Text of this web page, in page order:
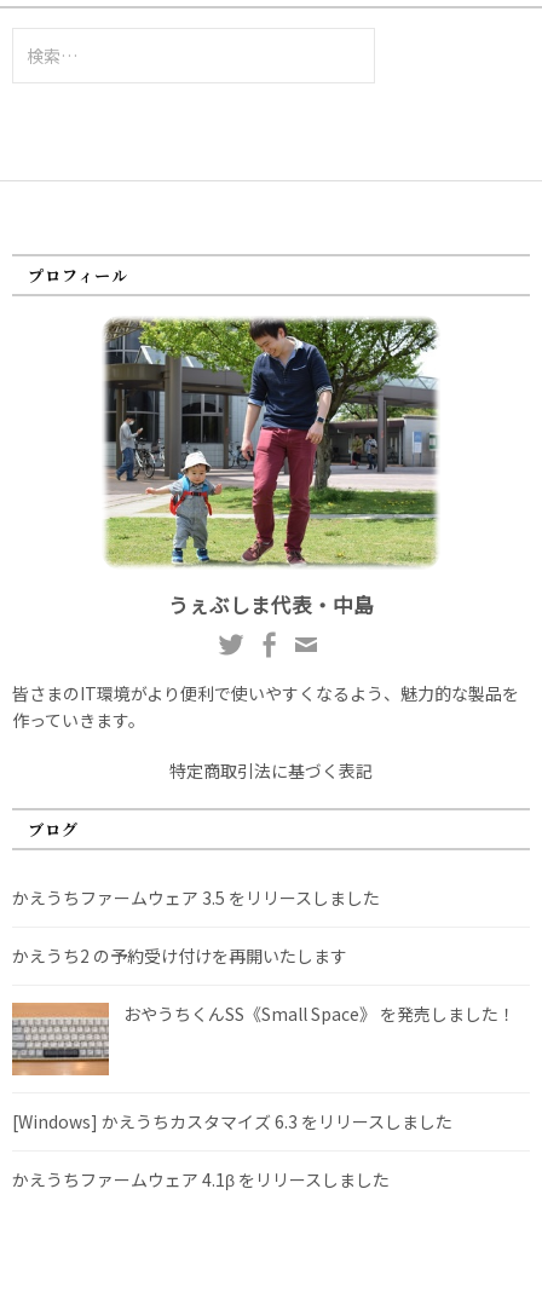
索:
プロフィール
うぇぶしま代表・中島
皆さまのIT環境がより便利で使いやすくなるよう、魅力的な製品を
作っていきます。
特定商取引法に基づく表記
ブログ
かえうちファームウェア 3.5 をリリースしました
かえうち2 の予約受け付けを再開いたします
おやうちくんSS《Small Space》 を発売しました！
[Windows] かえうちカスタマイズ 6.3 をリリースしました
かえうちファームウェア 4.1β をリリースしました